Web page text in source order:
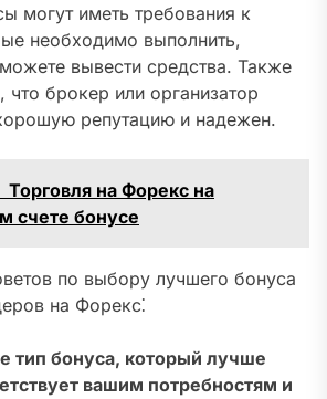
могут иметь требования к
необходимо выполнить,
вывести средства. Также
что брокер или организатор
репутацию и надежен.
Торговля на Форекс на
счете бонусе
по выбору лучшего бонуса
на Форекс⁚
тип бонуса, который лучше
вашим потребностям и